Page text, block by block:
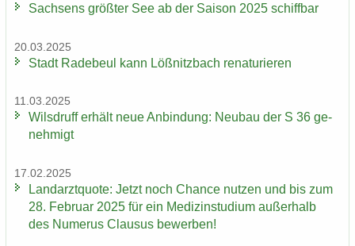
Sach­sens größ­ter See ab der Sai­son 2025 schiff­bar
20.03.2025
Stadt Ra­de­beul kann Löß­nitz­bach re­na­tu­rie­ren
11.03.2025
Wilsd­ruff er­hält neue An­bin­dung: Neu­bau der S 36 ge­
neh­migt
17.02.2025
Land­arzt­quo­te: Jetzt noch Chan­ce nut­zen und bis zum
28. Fe­bru­ar 2025 für ein Me­di­zin­stu­di­um au­ßer­halb
des Nu­me­rus Clau­sus be­wer­ben!